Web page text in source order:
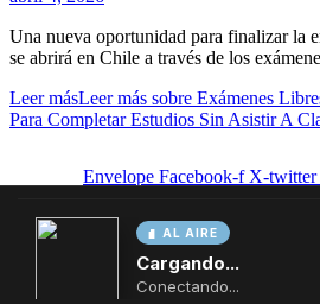
AL AIRE
Cargando...
Conectando...